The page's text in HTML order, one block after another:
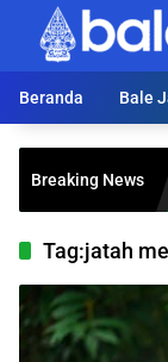
Langsung
konten
Beranda
Bale
Breaking News
KDS
Ton
Tag:jatah